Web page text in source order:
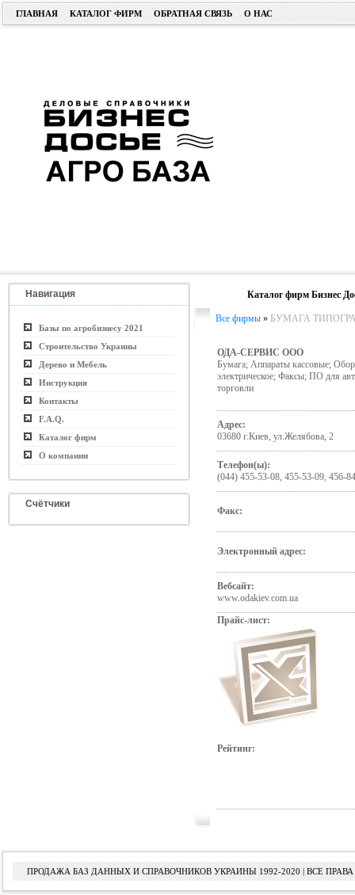
ГЛАВНАЯ КАТАЛОГ ФИРМ ОБРАТНАЯ СВЯЗЬ О НАС
Навигация
Базы по агробизнесу 2021
Строительство Украины
Дерево и Мебель
Инструкция
Контакты
F.A.Q.
Каталог фирм
О компании
Счётчики
Каталог фирм Бизнес
Все фирмы » БУМАГА
ОДА-СЕРВИС ООО
Бумага; Аппараты кассовые;
электрическое; Факсы; ПО для
торговли
Адрес:
03680 г.Киев, ул.Желябова, 2
Телефон(ы):
(044) 455-53-08, 455-53-09, 456-
Факс:
Электронный адрес:
Вебсайт:
www.odakiev.com.ua
Прайс-лист:
Рейтинг:
ПРОДАЖА БАЗ ДАННЫХ И СПРАВОЧНИКОВ УКРАИНЫ 1992-2020 | ВСЕ